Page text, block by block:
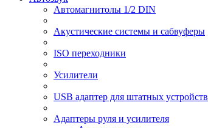
Автомагнитолы 1/2 DIN
Акустические системы и сабвуферы
ISO переходники
Усилители
USB адаптер для штатных устройств
Адаптеры руля и усилителя